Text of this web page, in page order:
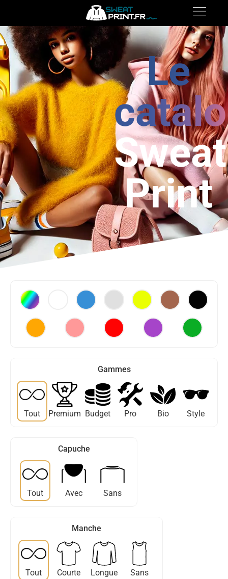
Le
Sweat
Print
Gammes
Tout Premium Budget Pro Bio Style
Capuche
Tout Avec Sans
Manche
Tout Courte Longue Sans